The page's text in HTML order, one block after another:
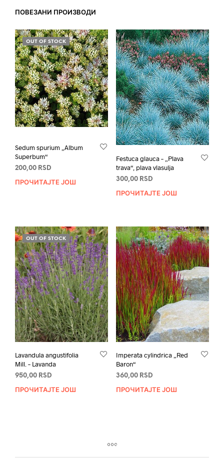
ПОВЕЗАНИ ПРОИЗВОДИ
OUT OF STOCK
Sedum spurium „Album
Superbum“
200,00 RSD
ПРОЧИТАЈТЕ ЈОШ
Festuca glauca – „Plava
trava“, plava vlasulja
300,00 RSD
ПРОЧИТАЈТЕ ЈОШ
OUT OF STOCK
Lavandula angustifolia
Mill. – Lavanda
950,00 RSD
ПРОЧИТАЈТЕ ЈОШ
Imperata cylindrica „Red
Baron“
360,00 RSD
ПРОЧИТАЈТЕ ЈОШ